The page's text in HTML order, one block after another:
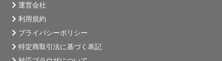
運営会社
利用規約
プライバシーポリシー
特定商取引法に基づく表記